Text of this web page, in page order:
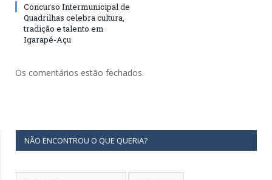
Concurso Intermunicipal de
Quadrilhas celebra cultura,
tradição e talento em
Igarapé-Açu
Os comentários estão fechados.
NÃO ENCONTROU O QUE QUERIA?